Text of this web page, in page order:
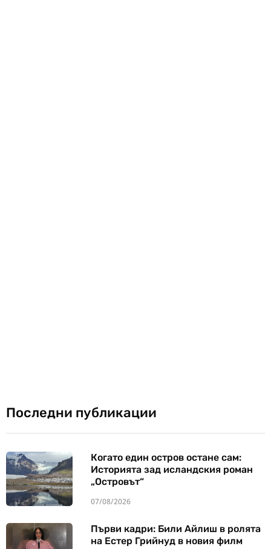
Последни публикации
Когато един остров остане сам:
Историята зад исландския роман
„Островът“
07/08/2026
Първи кадри: Били Айлиш в ролята
на Естер Грийнуд в новия филм